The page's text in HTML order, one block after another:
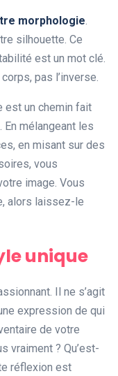
morphologie.
silhouette. Ce
est un mot clé.
pas l’inverse.
est un chemin fait
mélangeant les
en misant sur des
vous
image. Vous
alors laissez-le
unique
Il ne s’agit
expression de qui
de votre
vraiment ? Qu’est-
réflexion est